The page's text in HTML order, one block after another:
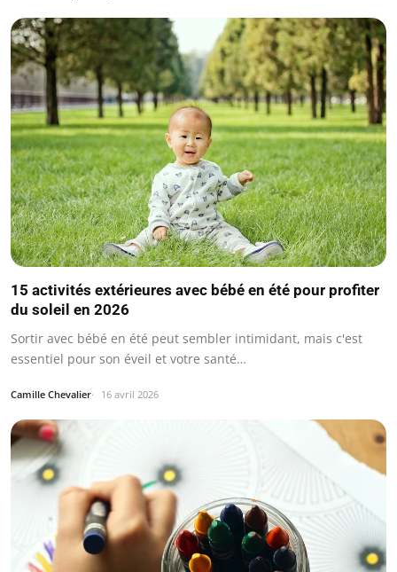
15 activités extérieures avec bébé en été pour profiter
du soleil en 2026
Sortir avec bébé en été peut sembler intimidant, mais c'est
essentiel pour son éveil et votre santé…
Camille Chevalier 16 avril 2026